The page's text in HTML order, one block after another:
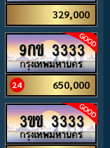
329,000
9กช 3333
24 650,000
3ขช 3333